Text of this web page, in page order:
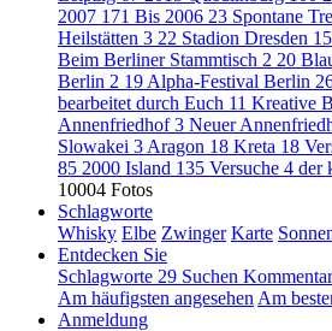
2007 171 Bis 2006 23 Spontane
Heilstätten 3 22 Stadion Dresden 15
Beim Berliner Stammtisch 2 20
Berlin 2 19 Alpha-Festival Berlin
bearbeitet durch Euch 11 Kreative
Annenfriedhof3 Neuer
Slowakei 3 Aragon 18 Kreta 18
85 2000 Island 135 Versuche 4 der
10004 Fotos
Schlagworte
Whisky Elbe Zwinger Karte
Entdecken Sie
Schlagworte 29 Suchen
Am häufigsten angesehen Am
Anmeldung